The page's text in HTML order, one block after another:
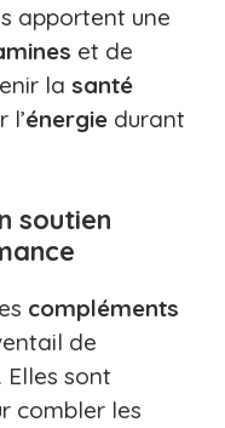
apportent une
et de
la santé
l’énergie durant
soutien
compléments
de
. Elles sont
combler les